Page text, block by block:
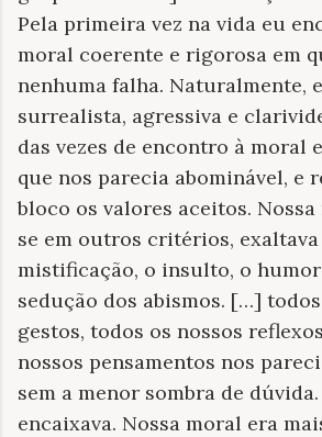
Pela primeira vez na vida eu
moral coerente e rigorosa em
nenhuma falha. Naturalmente,
surrealista, agressiva e
das vezes de encontro à moral
que nos parecia abominável, e
bloco os valores aceitos.
se em outros critérios, exaltava
mistificação, o insulto, o
sedução dos abismos. […]
gestos, todos os nossos
nossos pensamentos nos
sem a menor sombra de
encaixava. Nossa moral era